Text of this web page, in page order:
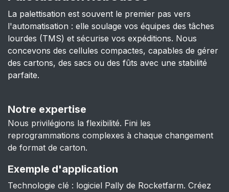
La palettisation est souvent le premier pas vers
l'automatisation : elle soulage vos équipes des tâches
lourdes (TMS) et sécurise vos expéditions. Nous
concevons des cellules compactes, capables de gérer
des cartons, des sacs ou des fûts avec une stabilité
parfaite.
Notre expertise
Nous privilégions la flexibilité. Fini les
reprogrammations complexes à chaque changement
de format de carton.
Exemple d'application
Technologie clé : logiciel Pally de Rocketfarm. Créez